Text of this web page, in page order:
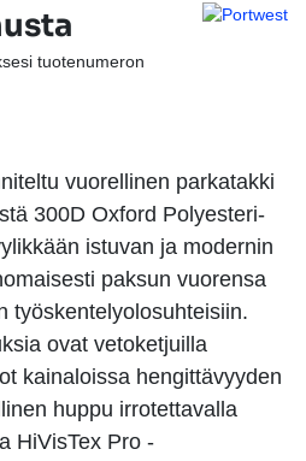
tuotenumeron
vuorellinen parkatakki
300D Oxford Polyesteri-
istuvan ja modernin
paksun vuorensa
työskentelyolosuhteisiin.
ovat vetoketjuilla
kainaloissa hengittävyyden
huppu irrotettavalla
HiVisTex Pro -